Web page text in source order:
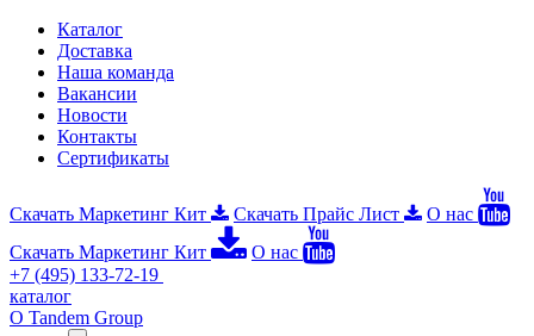
Каталог
Доставка
Наша команда
Вакансии
Новости
Контакты
Сертификаты
Скачать Маркетинг Кит Скачать Прайс Лист
О нас
Скачать Маркетинг Кит
О нас
+7 (495) 133-72-19
каталог
О Tandem Group